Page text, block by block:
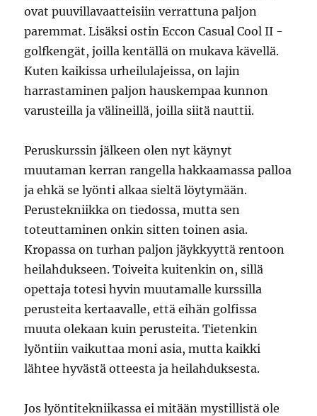
ovat puuvillavaatteisiin verrattuna paljon
paremmat. Lisäksi ostin Eccon Casual Cool II -
golfkengät, joilla kentällä on mukava kävellä.
Kuten kaikissa urheilulajeissa, on lajin
harrastaminen paljon hauskempaa kunnon
varusteilla ja välineillä, joilla siitä nauttii.
Peruskurssin jälkeen olen nyt käynyt
muutaman kerran rangella hakkaamassa palloa
ja ehkä se lyönti alkaa sieltä löytymään.
Perustekniikka on tiedossa, mutta sen
toteuttaminen onkin sitten toinen asia.
Kropassa on turhan paljon jäykkyyttä rentoon
heilahdukseen. Toiveita kuitenkin on, sillä
opettaja totesi hyvin muutamalle kurssilla
perusteita kertaavalle, että eihän golfissa
muuta olekaan kuin perusteita. Tietenkin
lyöntiin vaikuttaa moni asia, mutta kaikki
lähtee hyvästä otteesta ja heilahduksesta.
Jos lyöntitekniikassa ei mitään mystillistä ole